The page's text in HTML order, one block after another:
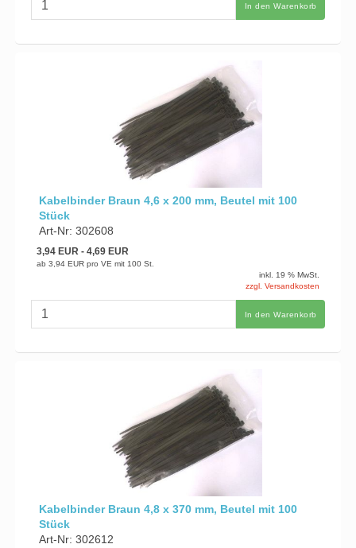
In den Warenkorb
Kabelbinder Braun 4,6 x 200 mm, Beutel mit 100
Stück
Art-Nr: 302608
3,94 EUR- 4,69 EUR
ab 3,94 EUR pro VE mit 100 St.
inkl. 19 % MwSt.
zzgl. Versandkosten
In den Warenkorb
Kabelbinder Braun 4,8 x 370 mm, Beutel mit 100
Stück
Art-Nr: 302612